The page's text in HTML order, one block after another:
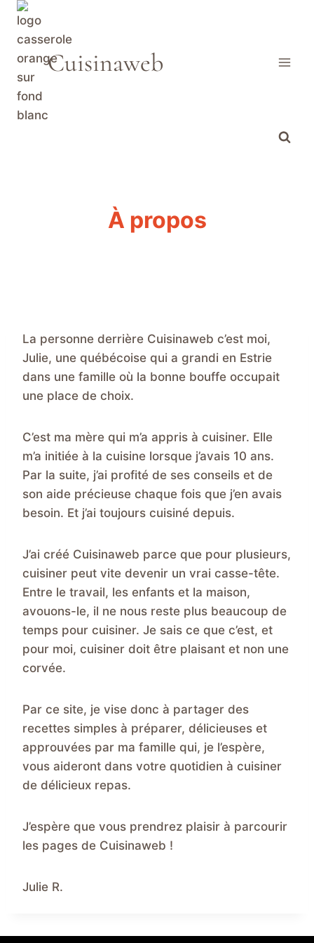
Aller
contenu
Cuisinaweb
À propos
La personne derrière Cuisinaweb c’est moi,
Julie, une québécoise qui a grandi en Estrie
dans une famille où la bonne bouffe occupait
une place de choix.
C’est ma mère qui m’a appris à cuisiner. Elle
m’a initiée à la cuisine lorsque j’avais 10 ans.
Par la suite, j’ai profité de ses conseils et de
son aide précieuse chaque fois que j’en avais
besoin. Et j’ai toujours cuisiné depuis.
J’ai créé Cuisinaweb parce que pour plusieurs,
cuisiner peut vite devenir un vrai casse-tête.
Entre le travail, les enfants et la maison,
avouons-le, il ne nous reste plus beaucoup de
temps pour cuisiner. Je sais ce que c’est, et
pour moi, cuisiner doit être plaisant et non une
corvée.
Par ce site, je vise donc à partager des
recettes simples à préparer, délicieuses et
approuvées par ma famille qui, je l’espère,
vous aideront dans votre quotidien à cuisiner
de délicieux repas.
J’espère que vous prendrez plaisir à parcourir
les pages de Cuisinaweb !
Julie R.